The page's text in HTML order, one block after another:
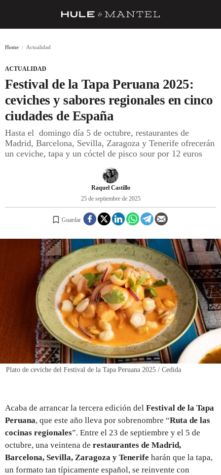
BARRAS Y ESTRELLAS
DÓNDE COMER
ÍDOLOS DE MESAS
CUADERNO DE VIAJE
REGISTRO
INICIAR SESIÓN
Home Actualidad
ACTUALIDAD
Festival de la Tapa Peruana 2025:
ceviches y sabores regionales en cinco
ciudades de España
Hasta el domingo día 5 de octubre, restaurantes de
Madrid, Barcelona, Sevilla, Zaragoza y Tenerife ofrecerán
un ceviche, tapa y un cóctel de pisco sour por 12 euros
Raquel Castillo
25 de septiembre de 2025
Guardar
Plato de ceviche del Festival de la Tapa Peruana 2025 / Cedida
Acaba de arrancar la tercera edición del Festival de la Tapa
Peruana, que este año lleva por sobrenombre “Ruta de las
cocinas regionales”. Entre el 23 de septiembre y el 5 de
octubre, una veintena de restaurantes de Madrid,
Barcelona, Sevilla, Zaragoza y Tenerife harán que la tapa,
un formato tan típicamente español, se reinvente con